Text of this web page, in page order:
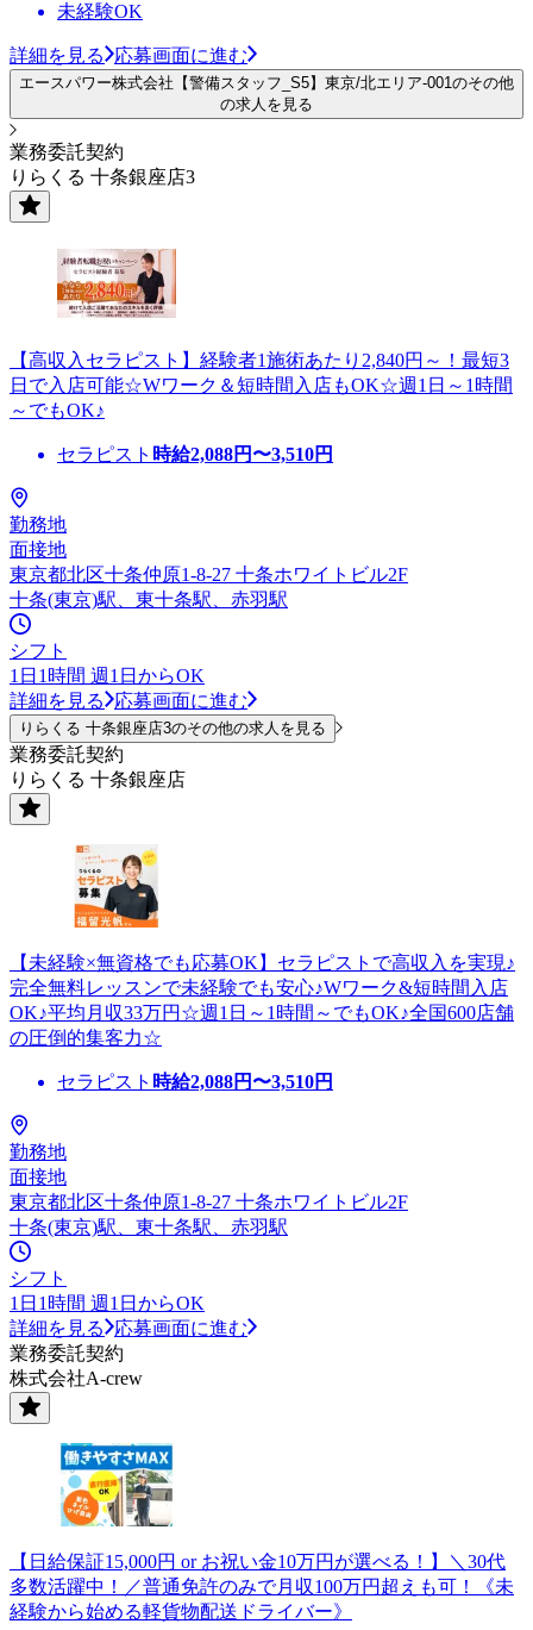
未経験OK
詳細を見る 応募画面に進む
エースパワー株式会社【警備スタッフ_S5】東京/北エリア-001のその他
の求人を見る
業務委託契約
りらくる 十条銀座店3
【高収入セラピスト】経験者1施術あたり2,840円～！最短3
日で入店可能☆Wワーク＆短時間入店もOK☆週1日～1時間
～でもOK♪
セラピスト 時給2,088円〜3,510円
勤務地
面接地
東京都北区十条仲原1-8-27 十条ホワイトビル2F
十条(東京)駅、東十条駅、赤羽駅
シフト
1日1時間 週1日からOK
詳細を見る
応募画面に進む
りらくる 十条銀座店3のその他の求人を見る
業務委託契約
りらくる 十条銀座店
【未経験×無資格でも応募OK】セラピストで高収入を実現♪
完全無料レッスンで未経験でも安心♪Wワーク&短時間入店
OK♪平均月収33万円☆週1日～1時間～でもOK♪全国600店舗
の圧倒的集客力☆
セラピスト 時給2,088円〜3,510円
勤務地
面接地
東京都北区十条仲原1-8-27 十条ホワイトビル2F
十条(東京)駅、東十条駅、赤羽駅
シフト
1日1時間 週1日からOK
詳細を見る
応募画面に進む
業務委託契約
株式会社A-crew
【日給保証15,000円 or お祝い金10万円が選べる！】＼30代
多数活躍中！／普通免許のみで月収100万円超えも可！《未
経験から始める軽貨物配送ドライバー》